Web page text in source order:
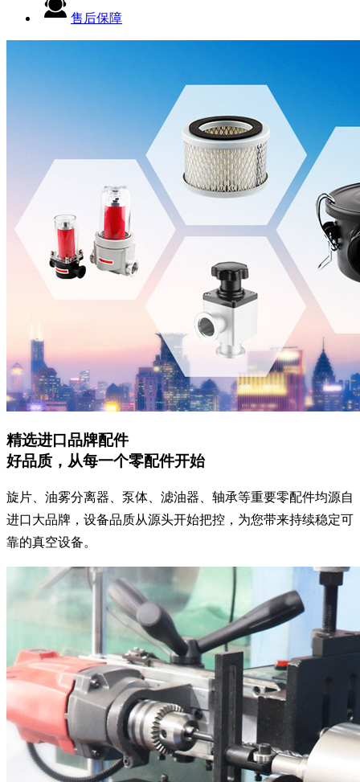
售后保障
精选进口品牌配件
好品质，从每一个零配件开始
旋片、油雾分离器、泵体、滤油器、轴承等重要零配件均源自
进口大品牌，设备品质从源头开始把控，为您带来持续稳定可
靠的真空设备。